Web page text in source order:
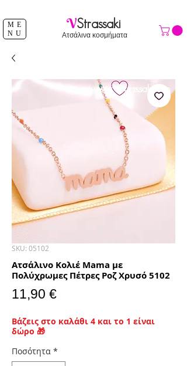
ME
NU
VStrassaki
Ατσάλινα κοσμήματα
SKU: 05102
Ατσάλινο Κολιέ Mama με
Πολύχρωμες Πέτρες Ροζ Χρυσό 5102
11,90 €Τιμή
Βάζεις στο καλάθι 4 και το 1 είναι
δώρο 🎁
Ποσότητα *